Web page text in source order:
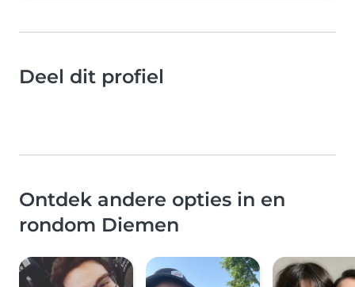
Deel dit profiel
Ontdek andere opties in en
rondom Diemen